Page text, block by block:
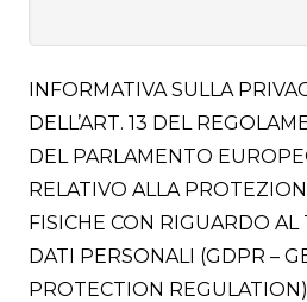
INFORMATIVA SULLA
DELL’ART. 13 DEL
DEL PARLAMENTO
RELATIVO ALLA
FISICHE CON RIGUARDO
DATI PERSONALI (GDPR –
PROTECTION REGULATION)